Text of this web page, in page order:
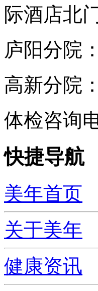
际酒店北
庐阳分院
高新分院
体检咨询
快捷导航
美年首页
关于美年
健康资讯